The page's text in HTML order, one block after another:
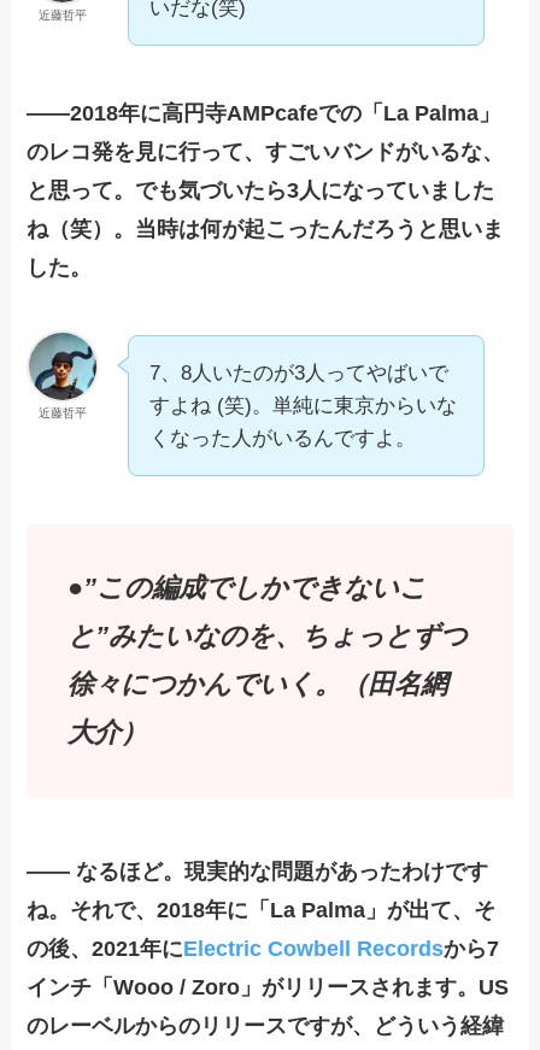
近藤哲平 いだな(笑)
——2018年に高円寺AMPcafeでの「La Palma」
のレコ発を見に行って、すごいバンドがいるな、
と思って。でも気づいたら3人になっていました
ね（笑）。当時は何が起こったんだろうと思いま
した。
近藤哲平
7、8人いたのが3人ってやばいで
すよね (笑)。単純に東京からいな
くなった人がいるんですよ。
●”この編成でしかできないこ
と”みたいなのを、ちょっとずつ
徐々につかんでいく。（田名網
大介）
—— なるほど。現実的な問題があったわけです
ね。それで、2018年に「La Palma」が出て、そ
の後、2021年にElectric Cowbell Recordsから7
インチ「Wooo / Zoro」がリリースされます。US
のレーベルからのリリースですが、どういう経緯